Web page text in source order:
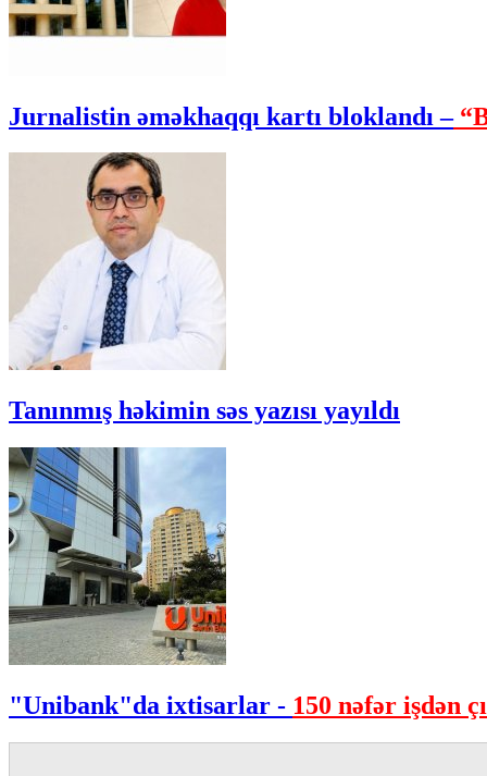
Jurnalistin əməkhaqqı kartı bloklandı –
Tanınmış həkimin səs yazısı yayıldı
"Unibank"da ixtisarlar - 150 nəfər işdən